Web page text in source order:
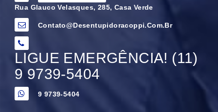
Rua Glauco Velasques, 285, Casa Verde
Contato@desentupidoracoppi.com.br
LIGUE EMERGÊNCIA! (11)
9 9739-5404
9 9739-5404